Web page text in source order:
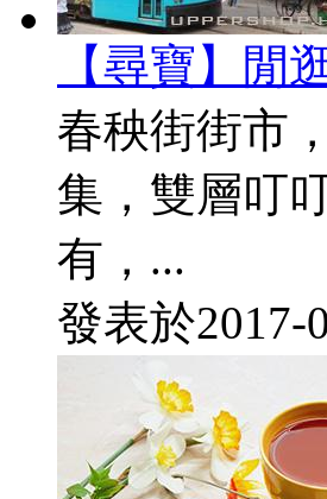
【尋寶】閒
春秧街街市
集，雙層叮
有，...
發表於2017-